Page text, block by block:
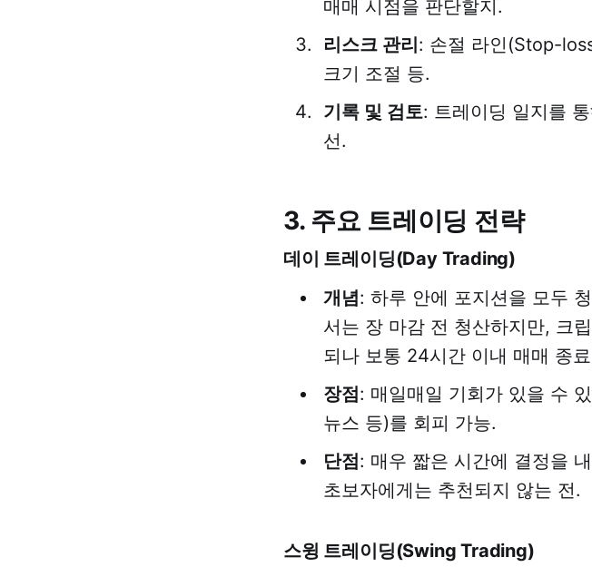
매매 시점을 판단할지.
리스크 관리: 손절 라인(Stop-
크기 조절 등.
기록 및 검토: 트레이딩 일지를
선.
3. 주요 트레이딩 전략
데이 트레이딩(Day Trading)
개념: 하루 안에 포지션을 모두
서는 장 마감 전 청산하지만, 크
되나 보통 24시간 이내 매매 종
장점: 매일매일 기회가 있을 수
뉴스 등)를 회피 가능.
단점: 매우 짧은 시간에 결정을
초보자에게는 추천되지 않는 전.
스윙 트레이딩(Swing Trading)